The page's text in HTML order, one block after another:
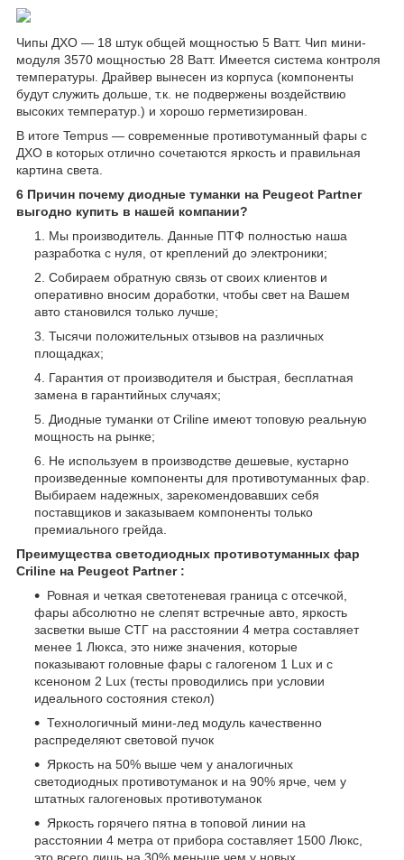
Чипы ДХО — 18 штук общей мощностью 5 Ватт. Чип мини-
модуля 3570 мощностью 28 Ватт. Имеется система контроля
температуры. Драйвер вынесен из корпуса (компоненты
будут служить дольше, т.к. не подвержены воздействию
высоких температур.) и хорошо герметизирован.
В итоге Tempus — современные противотуманный фары с
ДХО в которых отлично сочетаются яркость и правильная
картина света.
6 Причин почему диодные туманки на Peugeot Partner
выгодно купить в нашей компании?
Мы производитель. Данные ПТФ полностью наша
разработка с нуля, от креплений до электроники;
Собираем обратную связь от своих клиентов и
оперативно вносим доработки, чтобы свет на Вашем
авто становился только лучше;
Тысячи положительных отзывов на различных
площадках;
Гарантия от производителя и быстрая, бесплатная
замена в гарантийных случаях;
Диодные туманки от Criline имеют топовую реальную
мощность на рынке;
Не используем в производстве дешевые, кустарно
произведенные компоненты для противотуманных фар.
Выбираем надежных, зарекомендовавших себя
поставщиков и заказываем компоненты только
премиального грейда.
Преимущества светодиодных противотуманных фар
Criline на Peugeot Partner :
Ровная и четкая светотеневая граница с отсечкой,
фары абсолютно не слепят встречные авто, яркость
засветки выше СТГ на расстоянии 4 метра составляет
менее 1 Люкса, это ниже значения, которые
показывают головные фары с галогеном 1 Lux и с
ксеноном 2 Lux (тесты проводились при условии
идеального состояния стекол)
Технологичный мини-лед модуль качественно
распределяют световой пучок
Яркость на 50% выше чем у аналогичных
светодиодных противотуманок и на 90% ярче, чем у
штатных галогеновых противотуманок
Яркость горячего пятна в топовой линии на
расстоянии 4 метра от прибора составляет 1500 Люкс,